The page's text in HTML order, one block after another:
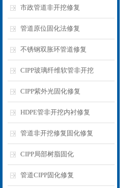
市政管道非开挖修复
管道原位固化法修复
不锈钢双胀环管道修复
CIPP玻璃纤维软管非开挖
CIPP紫外光固化修复
HDPE管非开挖内衬修复
管道非开挖修复固化修复
CIPP局部树脂固化
管道CIPP固化修复